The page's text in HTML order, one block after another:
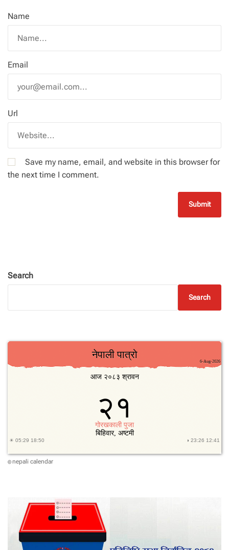
Name
Email
Url
Save my name, email, and website in this browser for
the next time I comment.
Search
Search
© nepali calendar